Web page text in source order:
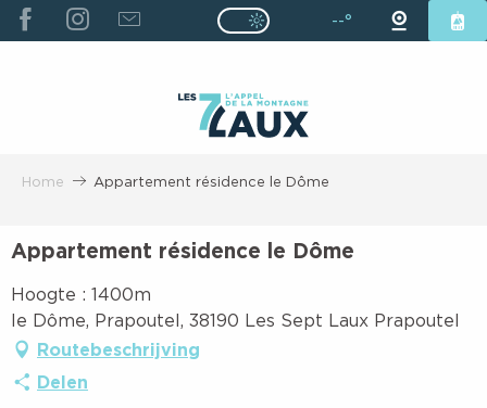
ALLER
AU
Page D’accueil Actuelle Été :
Page D’accueil Actuelle
--°
Home Appartement résidence le Dôme
Appartement résidence le Dôme
Hoogte : 1400m
le Dôme, Prapoutel, 38190 Les Sept Laux Prapoutel
Routebeschrijving
Delen